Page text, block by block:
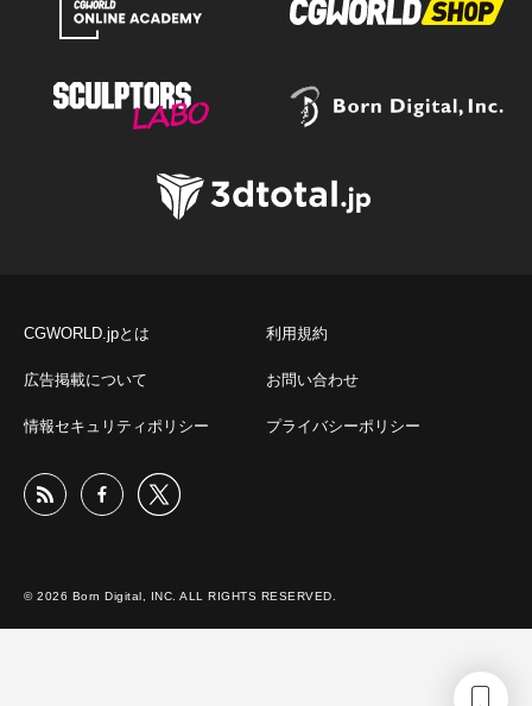
CGWORLD.jpとは 利用規約
広告掲載について お問い合わせ
情報セキュリティポリシー プライバシーポリシー
© 2026 Born Digital, INC. ALL RIGHTS RESERVED.